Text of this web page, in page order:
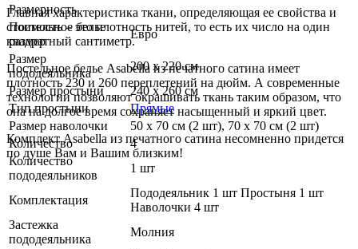
Главная характеристика ткани, определяющая ее свойства и
стоимость – это плотность нитей, то есть их число на один
квадратный сантиметр.
Постельное белье Asabella из печатного сатина имеет
плотность 230 и 260 переплетений на дюйм. А современные
технологии позволяют окрашивать ткань таким образом, что
она на долгое время сохраняет насыщенный и яркий цвет.
Комплект Asabella из печатного сатина несомненно придется
по душе Вам и Вашим близким!
Размерность
Постельное белье
размер
Евро
Размер
пододеяльника
200 х 220 см
Размер простыни
240 х 260 см
Тип простыни
Прямые
Размер наволочки
50 х 70 см (2 шт), 70 х 70 см (2 шт)
Количество
4
Количество
пододеяльников
1 шт
Комплектация
Пододеяльник 1 шт Простыня 1 шт
Наволочки 4 шт
Застежка
пододеяльника
Молния